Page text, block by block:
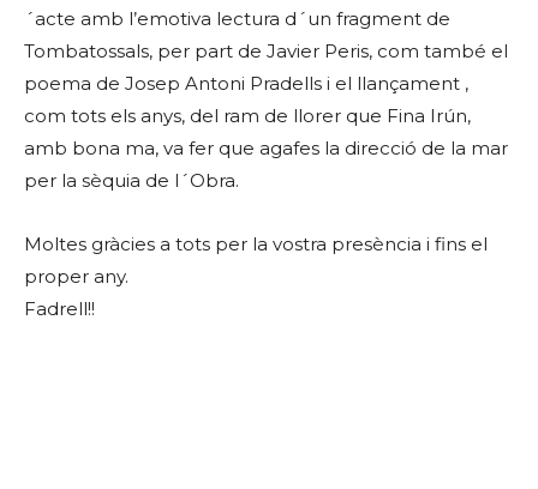
´acte amb l’emotiva lectura d´un fragment de
Tombatossals, per part de Javier Peris, com també el
poema de Josep Antoni Pradells i el llançament ,
com tots els anys, del ram de llorer que Fina Irún,
amb bona ma, va fer que agafes la direcció de la mar
per la sèquia de l´Obra.
Moltes gràcies a tots per la vostra presència i fins el
proper any.
Fadrell!!